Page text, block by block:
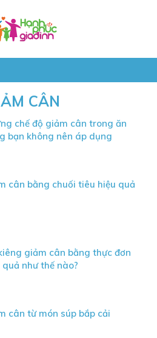
CÂN
chế độ giảm cân trong ăn
bạn không nên áp dụng
cân bằng chuối tiêu hiệu quả
giảm cân bằng thực đơn
quả như thế nào?
cân từ món súp bắp cải